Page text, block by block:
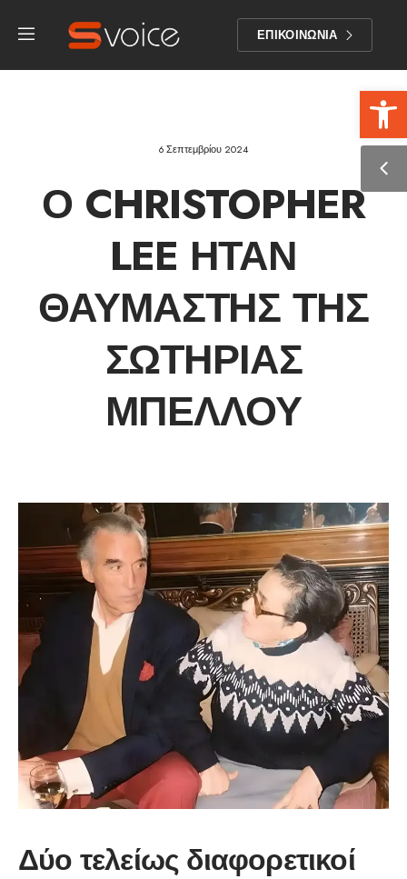
ΕΠΙΚΟΙΝΩΝΙΑ
6 Σεπτεμβρίου 2024
Ο CHRISTOPHER
LEE ΉΤΑΝ
ΘΑΥΜΑΣΤΉΣ ΤΗΣ
ΣΩΤΗΡΊΑΣ
ΜΠΈΛΛΟΥ
Δύο τελείως διαφορετικοί